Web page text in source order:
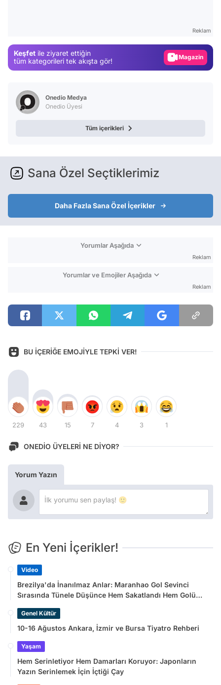
Reklam
Keşfet ile ziyaret ettiğin
tüm kategorileri tek akışta gör!
Gündem
Magazin
Video
Onedio Medya
Onedio Üyesi
Tüm içerikleri
Sana Özel Seçtiklerimiz
Daha Fazla Sana Özel İçerikler
Yorumlar Aşağıda
Reklam
Yorumlar ve Emojiler Aşağıda
Reklam
BU İÇERİĞE EMOJİYLE TEPKİ VER!
229 43 15 7 4 3 1
ONEDİO ÜYELERİ NE DİYOR?
Yorum Yazın
En Yeni İçerikler!
Video
Brezilya'da İnanılmaz Anlar: Maranhao Gol Sevinci
Sırasında Tünele Düşünce Hem Sakatlandı Hem Golü
Genel Kültür
10-16 Ağustos Ankara, İzmir ve Bursa Tiyatro Rehberi
Yaşam
Hem Serinletiyor Hem Damarları Koruyor: Japonların
Yazın Serinlemek İçin İçtiği Çay